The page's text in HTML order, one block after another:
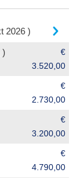
2026 )
)
€
3.520,00
€
2.730,00
€
3.200,00
€
4.790,00